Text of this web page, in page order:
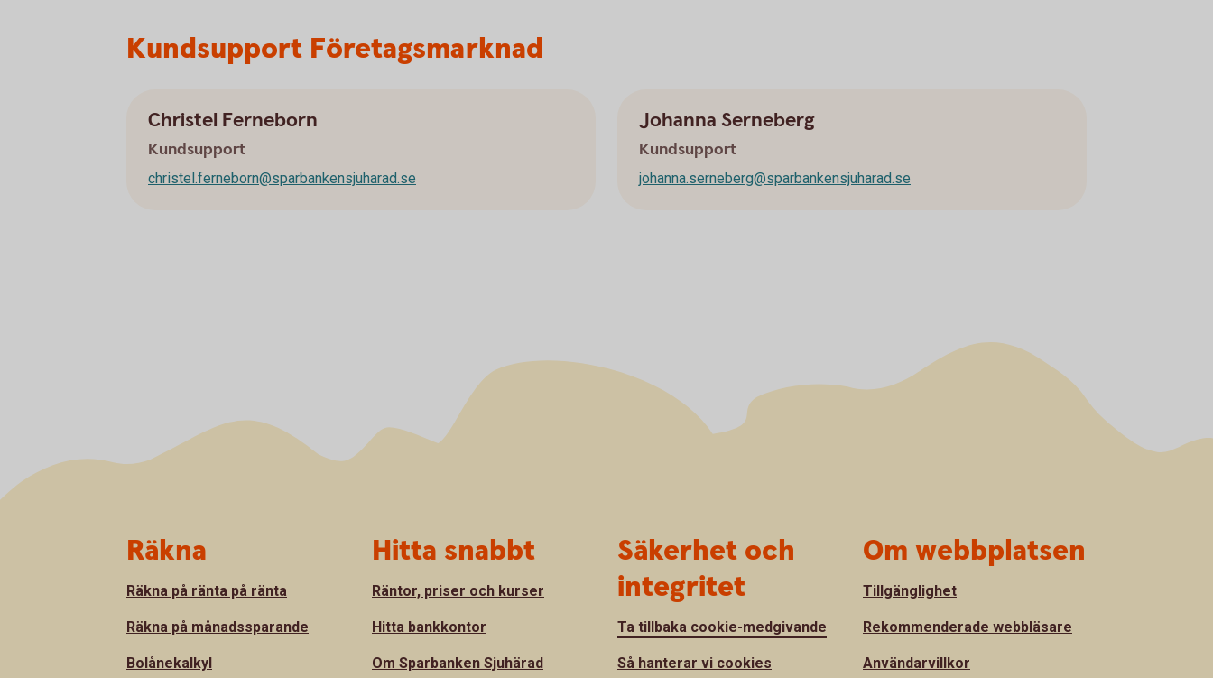
Kundsupport Företagsmarknad
Christel Ferneborn
Kundsupport
christel.ferneborn@sparbankensjuharad.se
Johanna Serneberg
Kundsupport
johanna.serneberg@sparbankensjuharad.se
Räkna
Räkna på ränta på ränta
Räkna på månadssparande
Bolånekalkyl
Hitta snabbt
Räntor, priser och kurser
Hitta bankkontor
Om Sparbanken Sjuhärad
Säkerhet och
integritet
Ta tillbaka cookie-medgivande
Så hanterar vi cookies
Om webbplatsen
Tillgänglighet
Rekommenderade webbläsare
Användarvillkor